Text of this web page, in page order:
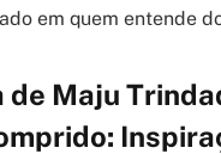
em quem entende
de Maju